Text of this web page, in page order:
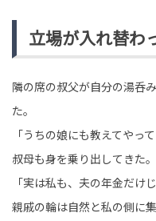
立場が入れ替わ
隣の席の叔父が自分の湯呑
た。
「うちの娘にも教えてやっ
叔母も身を乗り出してきた。
「実は私も、夫の年金だけ
親戚の輪は自然と私の側に